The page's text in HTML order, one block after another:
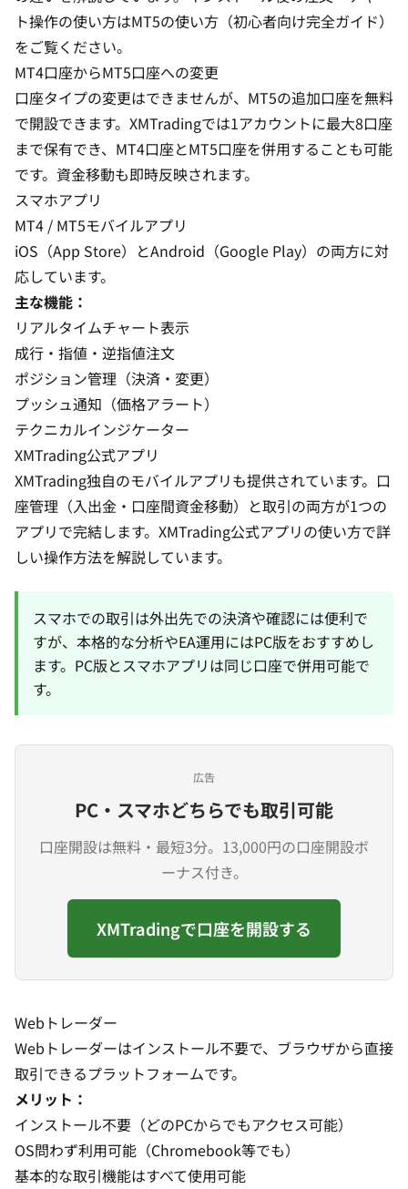
ト操作の使い方はMT5の使い方（初心者向け完全ガイド）
をご覧ください。
MT4口座からMT5口座への変更
口座タイプの変更はできませんが、MT5の追加口座を無料
で開設できます。XMTradingでは1アカウントに最大8口座
まで保有でき、MT4口座とMT5口座を併用することも可能
です。資金移動も即時反映されます。
スマホアプリ
MT4 / MT5モバイルアプリ
iOS（App Store）とAndroid（Google Play）の両方に対
応しています。
主な機能：
リアルタイムチャート表示
成行・指値・逆指値注文
ポジション管理（決済・変更）
プッシュ通知（価格アラート）
テクニカルインジケーター
XMTrading公式アプリ
XMTrading独自のモバイルアプリも提供されています。口
座管理（入出金・口座間資金移動）と取引の両方が1つの
アプリで完結します。 XMTrading公式アプリの使い方で詳
しい操作方法を解説しています。
スマホでの取引は外出先での決済や確認には便利で
すが、本格的な分析やEA運用にはPC版をおすすめし
ます。PC版とスマホアプリは同じ口座で併用可能で
す。
広告
PC・スマホどちらでも取引可能
口座開設は無料・最短3分。13,000円の口座開設ボ
ーナス付き。
XMTradingで口座を開設する
Webトレーダー
Webトレーダーはインストール不要で、ブラウザから直接
取引できるプラットフォームです。
メリット：
インストール不要（どのPCからでもアクセス可能）
OS問わず利用可能（Chromebook等でも）
基本的な取引機能はすべて使用可能